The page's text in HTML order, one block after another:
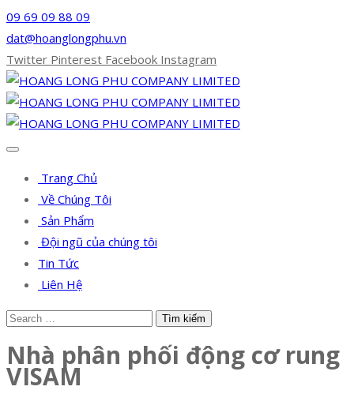
09 69 09 88 09
dat@hoanglongphu.vn
Twitter Pinterest Facebook Instagram
Trang Chủ
Về Chúng Tôi
Sản Phẩm
Đội ngũ của chúng tôi
Tin Tức
Liên Hệ
Nhà phân phối động cơ rung
VISAM